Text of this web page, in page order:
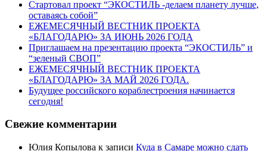
Стартовал проект “ЭКОСТИЛЬ -делаем планету лучше,
оставаясь собой”
ЕЖЕМЕСЯЧНЫЙ ВЕСТНИК ПРОЕКТА
«БЛАГОДАРЮ» ЗА ИЮНЬ 2026 ГОДА
Приглашаем на презентацию проекта “ЭКОСТИЛЬ” и
“зеленый СВОП”
ЕЖЕМЕСЯЧНЫЙ ВЕСТНИК ПРОЕКТА
«БЛАГОДАРЮ» ЗА МАЙ 2026 ГОДА.
Будущее российского кораблестроения начинается
сегодня!
Свежие комментарии
Юлия Копылова к записи Куда в Самаре можно сдать